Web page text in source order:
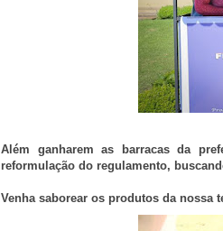
Além ganharem as barracas da
reformulação do regulamento,
Venha saborear os produtos da nossa